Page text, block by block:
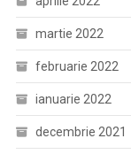
martie 2022
februarie 2022
ianuarie 2022
decembrie 2021